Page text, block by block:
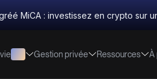
MiCA : investissez en crypto sur
Gestion privée Ressources À